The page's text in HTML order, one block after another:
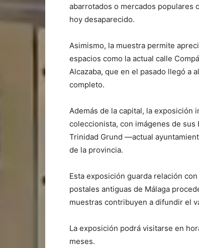
abarrotados o mercados populares
hoy desaparecido.
Asimismo, la muestra permite
espacios como la actual calle
Alcazaba, que en el pasado llegó a
completo.
Además de la capital, la exposición
coleccionista, con imágenes de
Trinidad Grund —actual
de la provincia.
Esta exposición guarda relación
postales antiguas de Málaga
muestras contribuyen a difundir el
La exposición podrá visitarse en
meses.